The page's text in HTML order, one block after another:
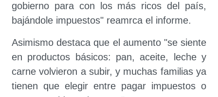
gobierno para con los más ricos del país,
bajándole impuestos" reamrca el informe.
Asimismo destaca que el aumento "se siente
en productos básicos: pan, aceite, leche y
carne volvieron a subir, y muchas familias ya
tienen que elegir entre pagar impuestos o